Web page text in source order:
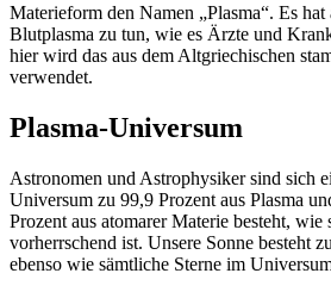
Materieform den Namen „Plasma“. Es
Blutplasma zu tun, wie es Ärzte und
hier wird das aus dem Altgriechischen
verwendet.
Plasma-Universum
Astronomen und Astrophysiker sind sich
Universum zu 99,9 Prozent aus Plasma
Prozent aus atomarer Materie besteht, wie
vorherrschend ist. Unsere Sonne besteht
ebenso wie sämtliche Sterne im